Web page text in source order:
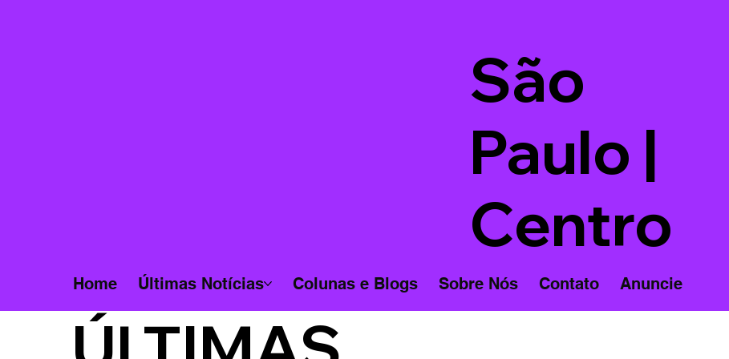
São
Paulo |
Centro
Home Últimas Notícias Colunas e Blogs Sobre Nós Contato Anuncie